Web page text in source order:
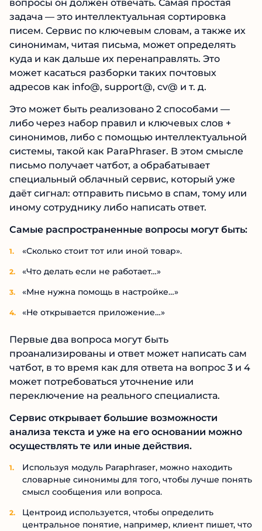
вопросы он должен отвечать. Самая простая
задача — это интеллектуальная сортировка
писем. Сервис по ключевым словам, а также их
синонимам, читая письма, может определять
куда и как дальше их перенаправлять. Это
может касаться разборки таких почтовых
адресов как info@, support@, cv@ и т. д.
Это может быть реализовано 2 способами —
либо через набор правил и ключевых слов +
синонимов, либо с помощью интеллектуальной
системы, такой как ParaPhraser. В этом смысле
письмо получает чатбот, а обрабатывает
специальный облачный сервис, который уже
даёт сигнал: отправить письмо в спам, тому или
иному сотруднику либо написать ответ.
Самые распространенные вопросы могут быть:
«Сколько стоит тот или иной товар».
«Что делать если не работает…»
«Мне нужна помощь в настройке…»
«Не открывается приложение…»
Первые два вопроса могут быть
проанализированы и ответ может написать сам
чатбот, в то время как для ответа на вопрос 3 и 4
может потребоваться уточнение или
переключение на реального специалиста.
Сервис открывает большие возможности
анализа текста и уже на его основании можно
осуществлять те или иные действия.
Используя модуль Paraphraser, можно находить
словарные синонимы для того, чтобы лучше понять
смысл сообщения или вопроса.
Центроид используется, чтобы определить
центральное понятие, например, клиент пишет, что